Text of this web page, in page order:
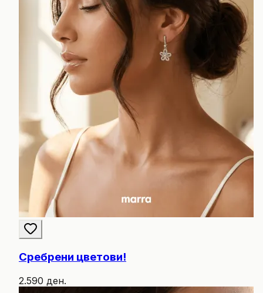
Сребрени цветови!
2.590 ден.